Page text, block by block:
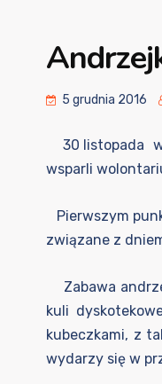
5 grudnia 2016
30 listopada w
wsparli
Pierwszym
związane z
Zabawa
kuli
kubeczkami, z
wydarzy się w